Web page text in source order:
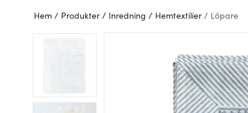
Hem / Produkter / Inredning / Hemtextilier / Löpare